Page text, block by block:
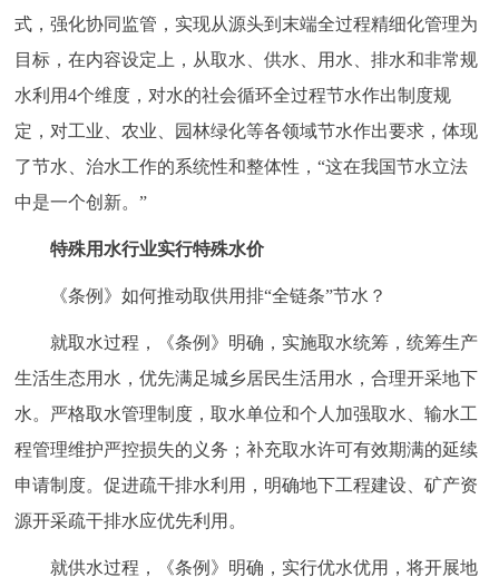
DEUTSCH FRANÇAIS РУССКИЙ ЯЗЫК
式，强化协同监管，实现从源头到末端全过程精细化管理为
目标，在内容设定上，从取水、供水、用水、排水和非常规
水利用4个维度，对水的社会循环全过程节水作出制度规
定，对工业、农业、园林绿化等各领域节水作出要求，体现
了节水、治水工作的系统性和整体性，“这在我国节水立法
中是一个创新。”
特殊用水行业实行特殊水价
《条例》如何推动取供用排“全链条”节水？
就取水过程，《条例》明确，实施取水统筹，统筹生产
生活生态用水，优先满足城乡居民生活用水，合理开采地下
水。严格取水管理制度，取水单位和个人加强取水、输水工
程管理维护严控损失的义务；补充取水许可有效期满的延续
申请制度。促进疏干排水利用，明确地下工程建设、矿产资
源开采疏干排水应优先利用。
就供水过程，《条例》明确，实行优水优用，将开展地